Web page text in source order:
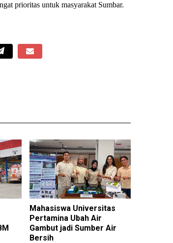
prioritas untuk masyarakat Sumbar.
Mahasiswa Universitas
Pertamina Ubah Air
Gambut jadi Sumber Air
Bersih